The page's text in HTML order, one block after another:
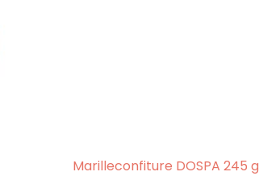
Marilleconfiture DOSPA 245 g